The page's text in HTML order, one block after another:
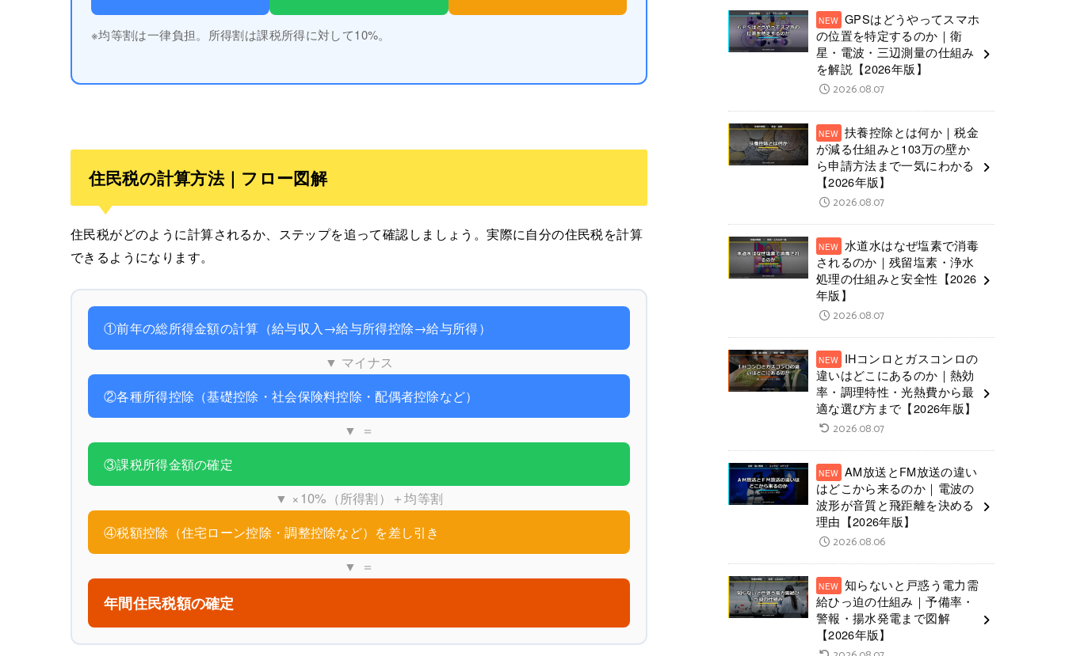
※均等割は一律負担。所得割は課税所得に対して10%。
住民税の計算方法｜フロー図解
住民税がどのように計算されるか、ステップを追って確認しましょう。実際に自分の住民税を計算
できるようになります。
①前年の総所得金額の計算（給与収入→給与所得控除→給与所得）
▼ マイナス
②各種所得控除（基礎控除・社会保険料控除・配偶者控除など）
▼ ＝
③課税所得金額の確定
▼ ×10%（所得割）＋均等割
④税額控除（住宅ローン控除・調整控除など）を差し引き
▼ ＝
年間住民税額の確定
GPSはどうやってスマホ
の位置を特定するのか｜衛
星・電波・三辺測量の仕組み
を解説【2026年版】
2026.08.07
扶養控除とは何か｜税金
が減る仕組みと103万の壁か
ら申請方法まで一気にわかる
【2026年版】
2026.08.07
水道水はなぜ塩素で消毒
されるのか｜残留塩素・浄水
処理の仕組みと安全性【2026
年版】
2026.08.07
IHコンロとガスコンロの
違いはどこにあるのか｜熱効
率・調理特性・光熱費から最
適な選び方まで【2026年版】
2026.08.07
AM放送とFM放送の違い
はどこから来るのか｜電波の
波形が音質と飛距離を決める
理由【2026年版】
2026.08.06
知らないと戸惑う電力需
給ひっ迫の仕組み｜予備率・
警報・揚水発電まで図解
【2026年版】